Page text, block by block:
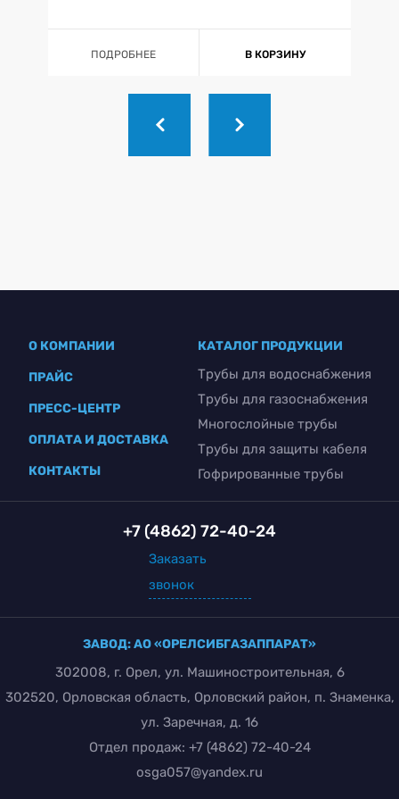
ПОДРОБНЕЕ В КОРЗИНУ
О КОМПАНИИ
ПРАЙС
ПРЕСС-ЦЕНТР
ОПЛАТА И ДОСТАВКА
КОНТАКТЫ
КАТАЛОГ ПРОДУКЦИИ
Трубы для водоснабжения
Трубы для газоснабжения
Многослойные трубы
Трубы для защиты кабеля
Гофрированные трубы
ЗАВОД: АО «ОРЕЛСИБГАЗАППАРАТ»
302008, г. Орел, ул. Машиностроительная, 6
302520, Орловская область, Орловский район, п. Знаменка,
ул. Заречная, д. 16
Отдел продаж: +7 (4862) 72-40-24
osga057@yandex.ru
+7 (4862) 72-40-24
Заказать
звонок